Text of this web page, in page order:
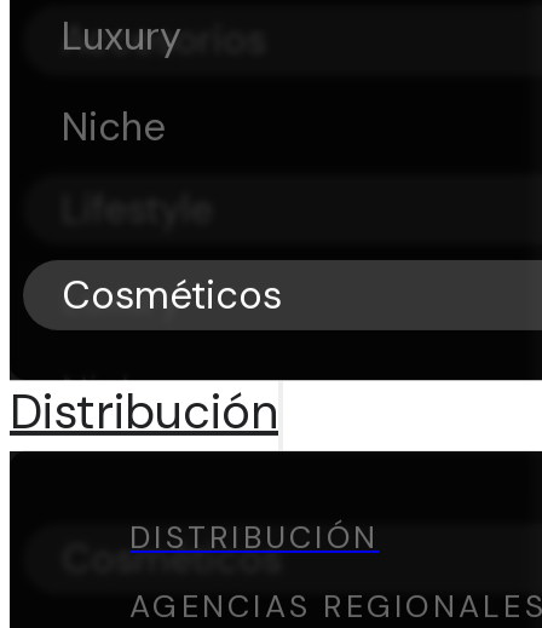
Accesorios
Luxury
Niche
Cosméticos
Luxury
Niche
Cosméticos
Distribución
DISTRIBUCIÓN
AGENCIAS